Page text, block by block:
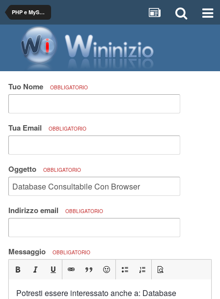
PHP e MySQL e MS SQL
Tuo Nome OBBLIGATORIO
Tua Email OBBLIGATORIO
Oggetto OBBLIGATORIO
Indirizzo email OBBLIGATORIO
Messaggio OBBLIGATORIO
Potresti essere interessato anche a: Database